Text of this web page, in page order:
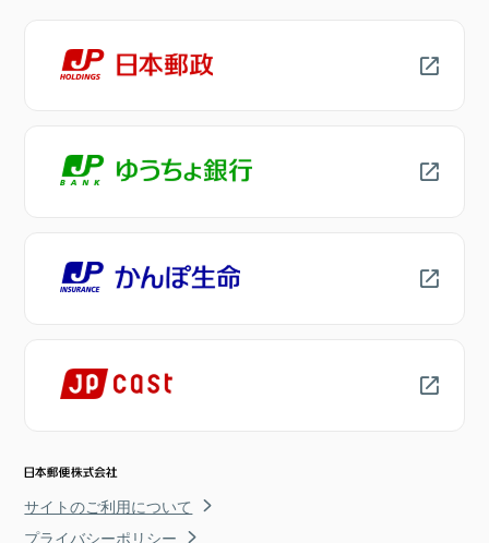
サイトのご利用について
プライバシーポリシー